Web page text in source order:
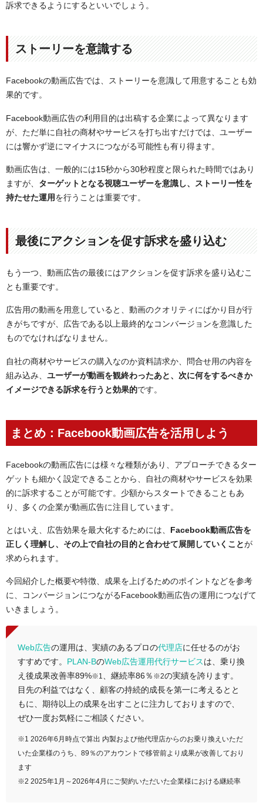
訴求できるようにするといいでしょう。
ストーリーを意識する
Facebookの動画広告では、ストーリーを意識して用意することも効
果的です。
Facebook動画広告の利用目的は出稿する企業によって異なります
が、ただ単に自社の商材やサービスを打ち出すだけでは、ユーザー
には響かず逆にマイナスにつながる可能性も有り得ます。
動画広告は、一般的には15秒から30秒程度と限られた時間ではあり
ますが、 ターゲットとなる視聴ユーザーを意識し、ストーリー性を
持たせた運用を行うことは重要です。
最後にアクションを促す訴求を盛り込む
もう一つ、動画広告の最後にはアクションを促す訴求を盛り込むこ
とも重要です。
広告用の動画を用意していると、動画のクオリティにばかり目が行
きがちですが、広告である以上最終的なコンバージョンを意識した
ものでなければなりません。
自社の商材やサービスの購入なのか資料請求か、問合せ用の内容を
組み込み、 ユーザーが動画を観終わったあと、次に何をするべきか
イメージできる訴求を行うと効果的です。
まとめ：Facebook動画広告を活用しよう
Facebookの動画広告には様々な種類があり、アプローチできるター
ゲットも細かく設定できることから、自社の商材やサービスを効果
的に訴求することが可能です。少額からスタートできることもあ
り、多くの企業が動画広告に注目しています。
とはいえ、広告効果を最大化するためには、 Facebook動画広告を
正しく理解し、その上で自社の目的と合わせて展開していくことが
求められます。
今回紹介した概要や特徴、成果を上げるためのポイントなどを参考
に、コンバージョンにつながるFacebook動画広告の運用につなげて
いきましょう。
Web広告の運用は、実績のあるプロの代理店に任せるのがお
すすめです。 PLAN-BのWeb広告運用代行サービスは、乗り換
え後成果改善率89%※1 、継続率86％ ※2の実績を誇ります。
目先の利益ではなく、顧客の持続的成長を第一に考えるとと
もに、期待以上の成果を出すことに注力しておりますので、
ぜひ一度お気軽にご相談ください。
※1 2026年6月時点で算出 内製および他代理店からのお乗り換えいただ
いた企業様のうち、89％のアカウントで移管前より成果が改善しており
ます
※2 2025年1月～2026年4月にご契約いただいた企業様における継続率